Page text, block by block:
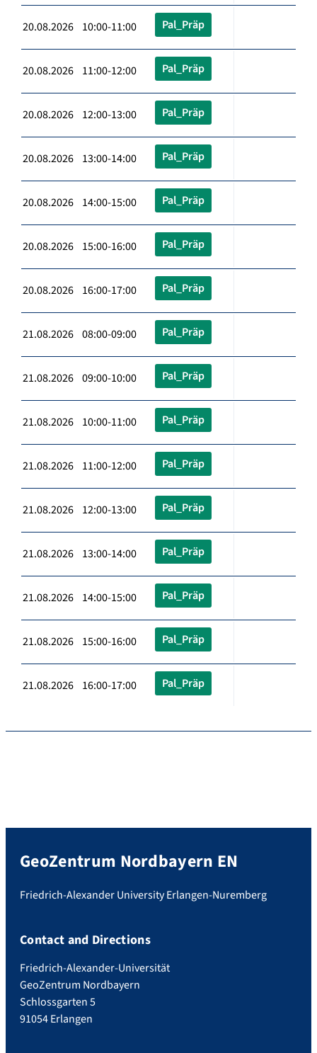
20.08.2026 10:00-11:00 Pal_Präp
20.08.2026 11:00-12:00 Pal_Präp
20.08.2026 12:00-13:00 Pal_Präp
20.08.2026 13:00-14:00 Pal_Präp
20.08.2026 14:00-15:00 Pal_Präp
20.08.2026 15:00-16:00 Pal_Präp
20.08.2026 16:00-17:00 Pal_Präp
21.08.2026 08:00-09:00 Pal_Präp
21.08.2026 09:00-10:00 Pal_Präp
21.08.2026 10:00-11:00 Pal_Präp
21.08.2026 11:00-12:00 Pal_Präp
21.08.2026 12:00-13:00 Pal_Präp
21.08.2026 13:00-14:00 Pal_Präp
21.08.2026 14:00-15:00 Pal_Präp
21.08.2026 15:00-16:00 Pal_Präp
21.08.2026 16:00-17:00 Pal_Präp
GeoZentrum Nordbayern EN
Friedrich-Alexander University Erlangen-Nuremberg
Contact and Directions
Friedrich-Alexander-Universität
GeoZentrum Nordbayern
Schlossgarten 5
91054 Erlangen